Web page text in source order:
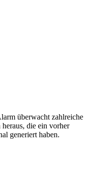
überwacht zahlreiche
die ein vorher
generiert haben.